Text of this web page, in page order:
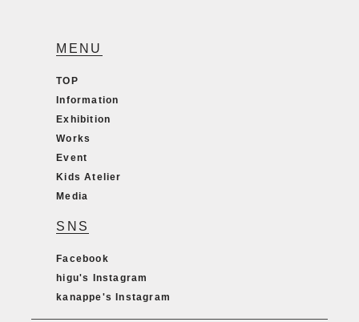
MENU
TOP
Information
Exhibition
Works
Event
Kids Atelier
Media
SNS
Facebook
higu's Instagram
kanappe's Instagram